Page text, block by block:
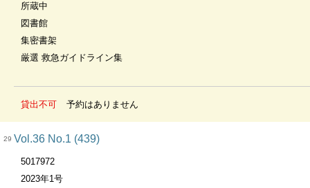
所蔵中
図書館
集密書架
厳選 救急ガイドライン集
貸出不可 予約はありません
29 Vol.36 No.1 (439)
5017972
2023年1号